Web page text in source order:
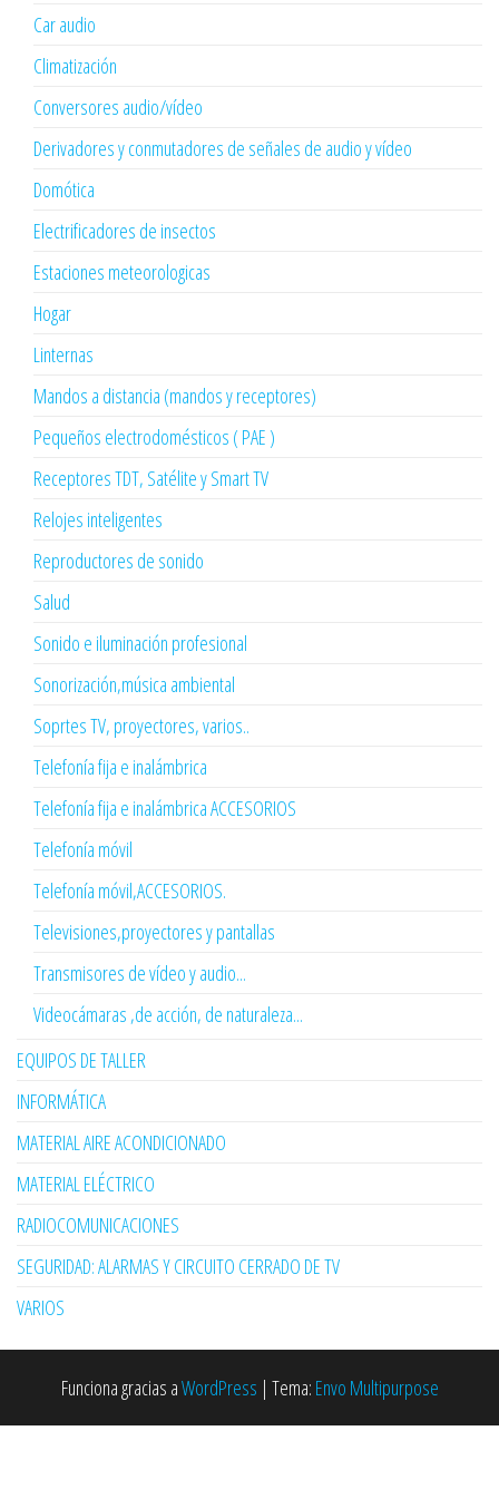
Car audio
Climatización
Conversores audio/vídeo
Derivadores y conmutadores de señales de audio y vídeo
Domótica
Electrificadores de insectos
Estaciones meteorologicas
Hogar
Linternas
Mandos a distancia (mandos y receptores)
Pequeños electrodomésticos ( PAE )
Receptores TDT, Satélite y Smart TV
Relojes inteligentes
Reproductores de sonido
Salud
Sonido e iluminación profesional
Sonorización,música ambiental
Soprtes TV, proyectores, varios..
Telefonía fija e inalámbrica
Telefonía fija e inalámbrica ACCESORIOS
Telefonía móvil
Telefonía móvil,ACCESORIOS.
Televisiones,proyectores y pantallas
Transmisores de vídeo y audio...
Videocámaras ,de acción, de naturaleza...
EQUIPOS DE TALLER
INFORMÁTICA
MATERIAL AIRE ACONDICIONADO
MATERIAL ELÉCTRICO
RADIOCOMUNICACIONES
SEGURIDAD: ALARMAS Y CIRCUITO CERRADO DE TV
VARIOS
Funciona gracias aWordPress | Tema: Envo Multipurpose